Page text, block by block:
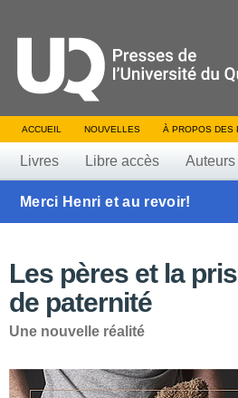
ACCUEIL NOUVELLES À PROPOS DES
Livres Libre accès Auteurs
Merci Henri et au revoir!
Les pères et la
de paternité
Une nouvelle réalité